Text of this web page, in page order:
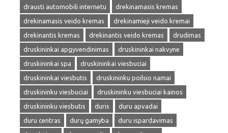
drausti automobili internetu
drekinamasis kremas
drekinamasis veido kremas
drekinamieji veido kremai
drekinantis kremas
drekinantis veido kremas
drudimas
druskininkai apgyvendinimas
druskininkai nakvyne
druskininkai spa
druskininkai viesbuciai
druskininkai viesbutis
druskininku poilsio namai
druskininku viesbuciai
druskininku viesbuciai kainos
druskininku viesbutis
duris
duru apvadai
duru centras
durų gamyba
duru ispardavimas